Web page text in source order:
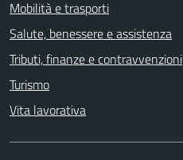
Mobilità e trasporti
Salute, benessere e assistenza
Tributi, finanze e contravvenzioni
Turismo
Vita lavorativa